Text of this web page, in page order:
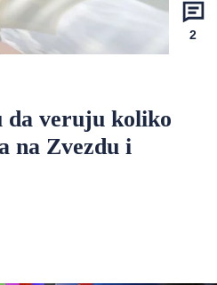
2
da veruju koliko
na Zvezdu i